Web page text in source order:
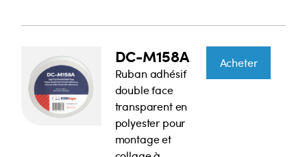
DC-M158A
Ruban adhésif
double face
transparent en
polyester pour
montage et
Acheter